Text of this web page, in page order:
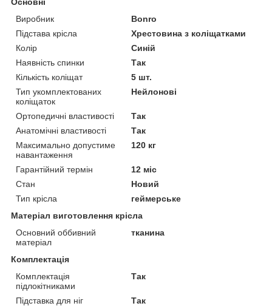
Виробник
Bonro
Підстава крісла
Хрестовина з коліщатками
Колір
Синій
Наявність спинки
Так
Кількість коліщат
5 шт.
Тип укомплектованих
коліщаток
Нейлонові
Ортопедичні властивості
Так
Анатомічні властивості
Так
Максимально допустиме
навантаження
120 кг
Гарантійний термін
12 міс
Стан
Новий
Тип крісла
геймерське
Матеріал виготовлення крісла
Основний оббивний
матеріал
тканина
Комплектація
Комплектація
підлокітниками
Так
Підставка для ніг Так